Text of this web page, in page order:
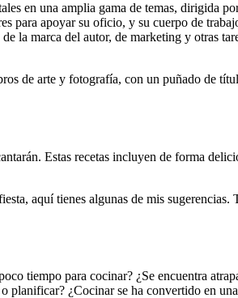
en una amplia gama de temas, dirigida
para apoyar su oficio, y su cuerpo de
la marca del autor, de marketing y otras
de arte y fotografía, con un puñado de
Estas recetas incluyen de forma
aquí tienes algunas de mis
tiempo para cocinar? ¿Se encuentra
¿Cocinar se ha convertido en